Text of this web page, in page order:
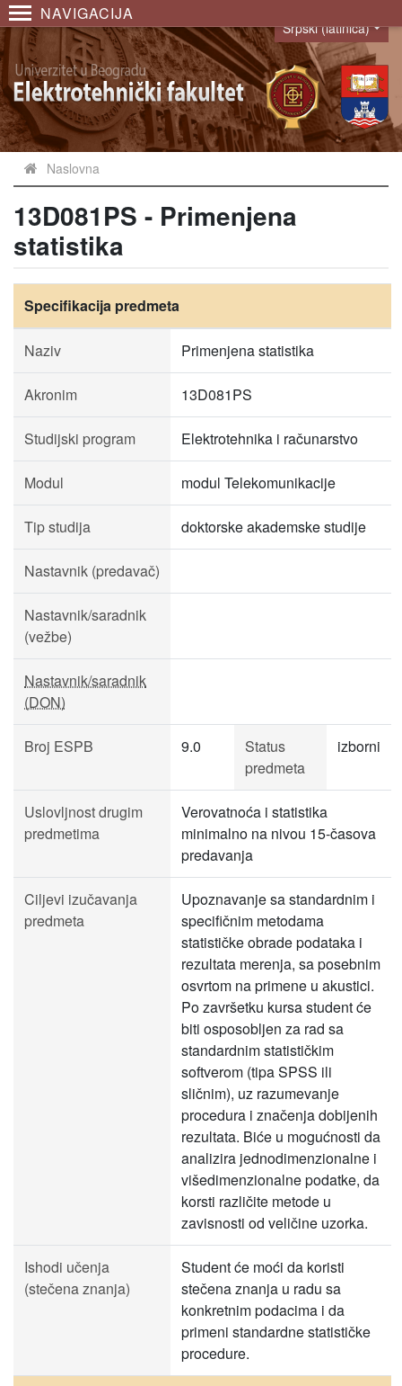
NAVIGACIJA
Language
Srpski (latinica)
Naslovna
13D081PS - Primenjena
statistika
Specifikacija predmeta
Naziv Primenjena statistika
Akronim 13D081PS
Studijski program Elektrotehnika i računarstvo
Modul modul Telekomunikacije
Tip studija doktorske akademske studije
Nastavnik (predavač)
Nastavnik/saradnik
(vežbe)
Nastavnik/saradnik
(DON)
Broj ESPB 9.0
Status
predmeta
izborni
Uslovljnost drugim
predmetima
Verovatnoća i statistika
minimalno na nivou 15-časova
predavanja
Ciljevi izučavanja
predmeta
Upoznavanje sa standardnim i
specifičnim metodama
statističke obrade podataka i
rezultata merenja, sa posebnim
osvrtom na primene u akustici.
Po završetku kursa student će
biti osposobljen za rad sa
standardnim statističkim
softverom (tipa SPSS ili
sličnim), uz razumevanje
procedura i značenja dobijenih
rezultata. Biće u mogućnosti da
analizira jednodimenzionalne i
višedimenzionalne podatke, da
korsti različite metode u
zavisnosti od veličine uzorka.
Ishodi učenja
(stečena znanja)
Student će moći da koristi
stečena znanja u radu sa
konkretnim podacima i da
primeni standardne statističke
procedure.